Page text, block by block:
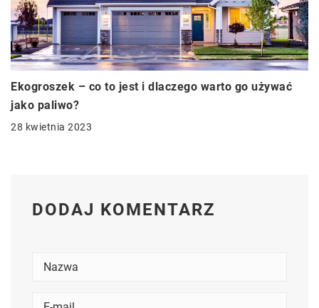
Ekogroszek – co to jest i dlaczego warto go używać
jako paliwo?
28 kwietnia 2023
DODAJ KOMENTARZ